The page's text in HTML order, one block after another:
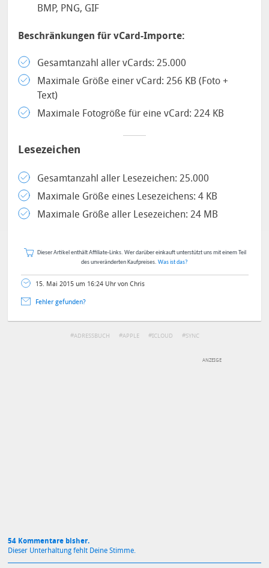
BMP, PNG, GIF
Beschränkungen für vCard-Importe:
Gesamtanzahl aller vCards: 25.000
Maximale Größe einer vCard: 256 KB (Foto +
Text)
Maximale Fotogröße für eine vCard: 224 KB
Lesezeichen
Gesamtanzahl aller Lesezeichen: 25.000
Maximale Größe eines Lesezeichens: 4 KB
Maximale Größe aller Lesezeichen: 24 MB
Dieser Artikel enthält Affiliate-Links. Wer darüber einkauft unterstützt uns mit einem Teil
des unveränderten Kaufpreises. Was ist das?
15. Mai 2015 um 16:24 Uhr von Chris
Fehler gefunden?
ADRESSBUCH APPLE ICLOUD SYNC
54 Kommentare bisher.
Dieser Unterhaltung fehlt Deine Stimme.